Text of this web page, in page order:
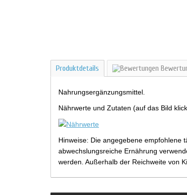
Produktdetails
Nahrungsergänzungsmittel.
Nährwerte und Zutaten (auf das Bild
Hinweise: Die angegebene empfohlene
abwechslungsreiche Ernährung
werden. Außerhalb der Reichweite von